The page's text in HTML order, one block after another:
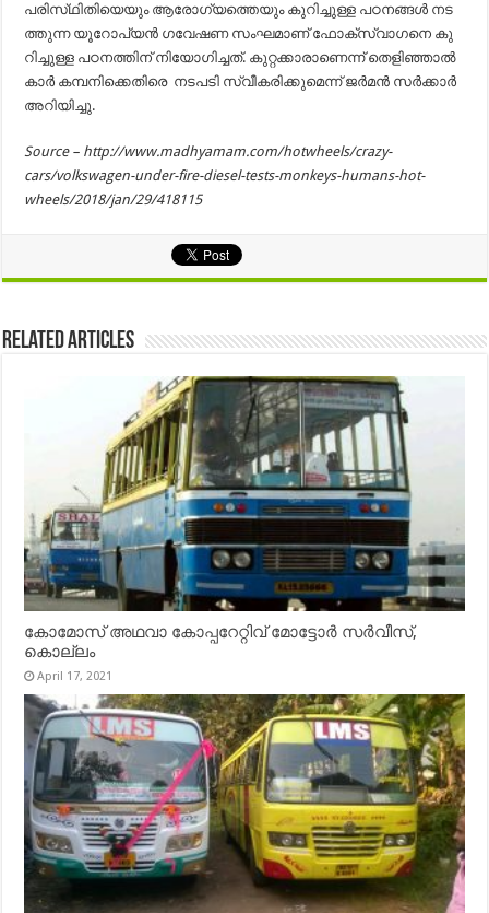
പ​രി​സ്​​ഥി​തി​യെ​യും ആ​രോ​ഗ്യ​ത്തെ​യും കു​റി​ച്ചു​ള്ള പ​ഠ​ന​ങ്ങ​ൾ ന​ട​
ത്തു​ന്ന യൂ​റോ​പ്യ​ൻ ഗ​വേ​ഷ​ണ സം​ഘ​മാ​ണ്​ ഫോ​ക്​​സ്​​വാ​ഗ​നെ കു​
റി​ച്ചു​ള്ള പ​ഠ​ന​ത്തി​ന്​ നി​യോ​ഗി​ച്ച​ത്. കു​റ്റ​ക്കാ​രാ​ണെ​ന്ന്​ തെ​ളി​ഞ്ഞാ​ൽ
കാ​ർ ക​മ്പ​നി​ക്കെ​തി​രെ ന​ട​പ​ടി സ്വീ​ക​രി​ക്കു​മെ​ന്ന്​ ജ​ർ​മ​ൻ സ​ർ​ക്കാ​ർ
അ​റി​യി​ച്ചു.
Source – http://www.madhyamam.com/hotwheels/crazy-
cars/volkswagen-under-fire-diesel-tests-monkeys-humans-hot-
wheels/2018/jan/29/418115
Related Articles
കോമോസ് അഥവാ കോപ്പറേറ്റിവ് മോട്ടോര്‍ സര്‍വീസ്,
കൊല്ലം
April 17, 2021